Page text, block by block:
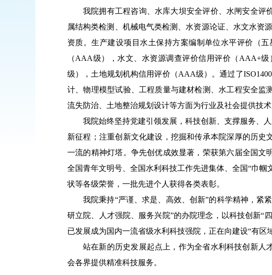
我院拥有工程咨询、水库大坝安全评价、水闸安全评
属结构类检测、机械电气类检测、水资源论证、水文水资
资质。生产建设项目水土保持方案编制单位水平评价（
（AAA级），水文、水资源调查评价信用评价（ AAA+级
级），土地规划机构信用评价（AAA级）。通过了
计、物理模型试验、工程质量与建材检测、水工程安全监
流失防治、土地整治规划设计等方面为行业及社会提供技
我院始终坚持党建引领发展， 科技创新、支撑服务、
新征程 ；注重创新文化建设，挖掘和传承本院深厚的历
一流的精神灯塔。争先创优成效显著，荣获第六届全国文
全国青年文明号、全国水利科技工作先进集体、全国“巾帼
状等各级荣誉 ，一批先进个人获得各类表彰。
我院秉持“严谨、求是、高效、创新”的科学精神，紧
研立院、人才强院、服务兴院”的办院理念 ，以科技创新“
已发展成为国内一流省级水利科技强院，正在向建设“有区
站在新的历史发展起点上，作为全省水利科技创新人
会各界提供精准科技服务。